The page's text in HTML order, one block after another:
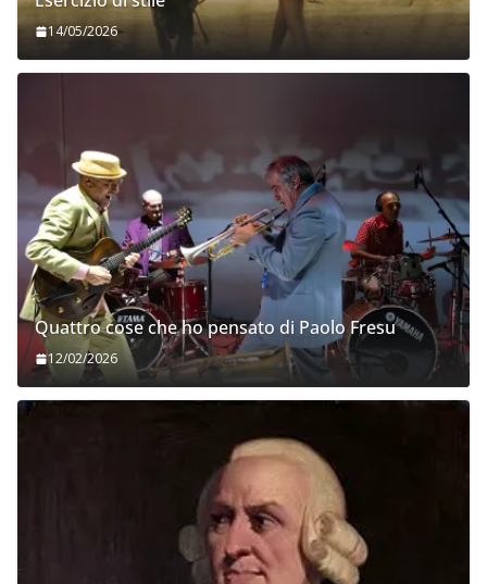
14/05/2026
Quattro cose che ho pensato di Paolo Fresu
12/02/2026